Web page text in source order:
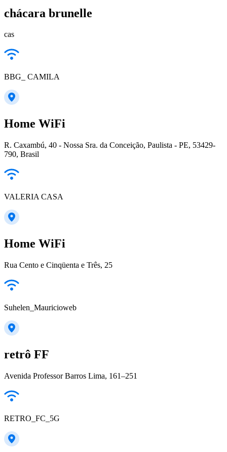
chácara brunelle
cas
BBG_ CAMILA
Home WiFi
R. Caxambú, 40 - Nossa Sra. da Conceição, Paulista - PE, 53429-
790, Brasil
VALERIA CASA
Home WiFi
Rua Cento e Cinqüenta e Três, 25
Suhelen_Mauricioweb
retrô FF
Avenida Professor Barros Lima, 161–251
RETRO_FC_5G